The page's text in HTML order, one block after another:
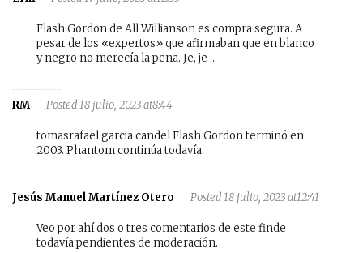
Flash Gordon de All Willianson es compra segura. A
pesar de los «expertos» que afirmaban que en blanco
y negro no merecía la pena. Je, je …
RM Posted 18 julio, 2023 at8:44
tomasrafael garcia candel Flash Gordon terminó en
2003. Phantom continúa todavía.
Jesús Manuel Martínez Otero Posted 18 julio, 2023 at12:41
Veo por ahí dos o tres comentarios de este finde
todavía pendientes de moderación.